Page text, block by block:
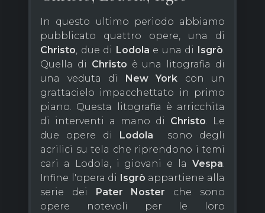
In questo ultimo periodo abbiamo
pubblicato quattro opere, una di
Christo, due di Lodola e una di Isgrò.
Quella di Christo è una litografia di
una veduta di
New York con un
grattacielo impacchettato in primo
piano. Questa litografia è arricchita
di interventi a mano di Christo. Le
due opere di
Lodola
sono degli
acrilici su tela che riprendono i temi
cari a Lodola, i giovani e la Vespa.
Infine l'opera di
Isgrò appartiene alla
serie dei
Pater Noster che sono
opere notevoli per le loro